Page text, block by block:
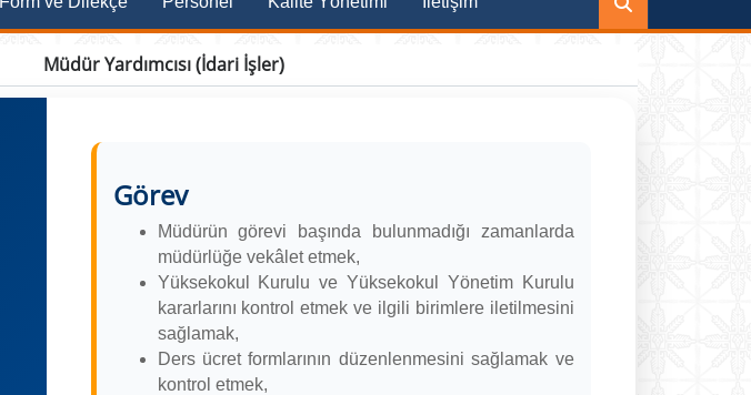
Müdür Yardımcısı (İdari İşler)
Görev
​Müdürün görevi başında bulunmadığı zamanlarda
müdürlüğe vekâlet etmek,
Yüksekokul Kurulu ve Yüksekokul Yönetim Kurulu
kararlarını kontrol etmek ve ilgili birimlere iletilmesini
sağlamak,
Ders ücret formlarının düzenlenmesini sağlamak ve
kontrol etmek,